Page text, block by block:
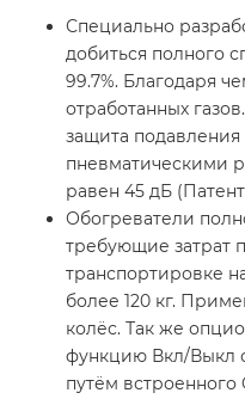
Специально
добиться полного
99.7%. Благодаря
отработанных
защита
пневматическими
равен 45 дБ
Обогреватели
требующие затрат
транспортировке
более 120 кг.
колёс. Так же
функцию Вкл/Выкл
путём встроенного